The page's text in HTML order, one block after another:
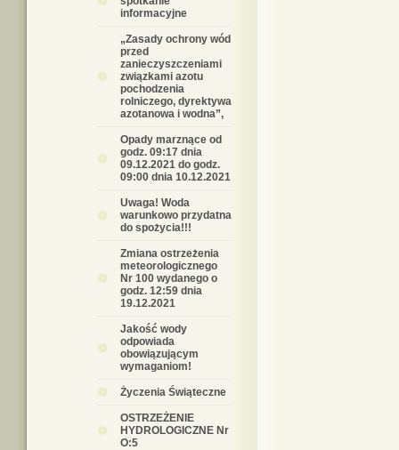
informacyjne
„Zasady ochrony wód
przed
zanieczyszczeniami
związkami azotu
pochodzenia
rolniczego, dyrektywa
azotanowa i wodna”,
Opady marznące od
godz. 09:17 dnia
09.12.2021 do godz.
09:00 dnia 10.12.2021
Uwaga! Woda
warunkowo przydatna
do spożycia!!!
Zmiana ostrzeżenia
meteorologicznego
Nr 100 wydanego o
godz. 12:59 dnia
19.12.2021
Jakość wody
odpowiada
obowiązującym
wymaganiom!
Życzenia Świąteczne
OSTRZEŻENIE
HYDROLOGICZNE Nr
O:5